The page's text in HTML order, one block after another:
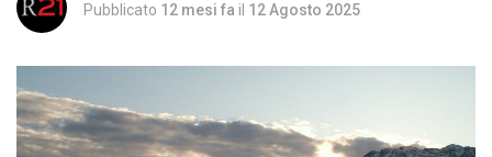
Pubblicato 12 mesi fa il 12 Agosto 2025